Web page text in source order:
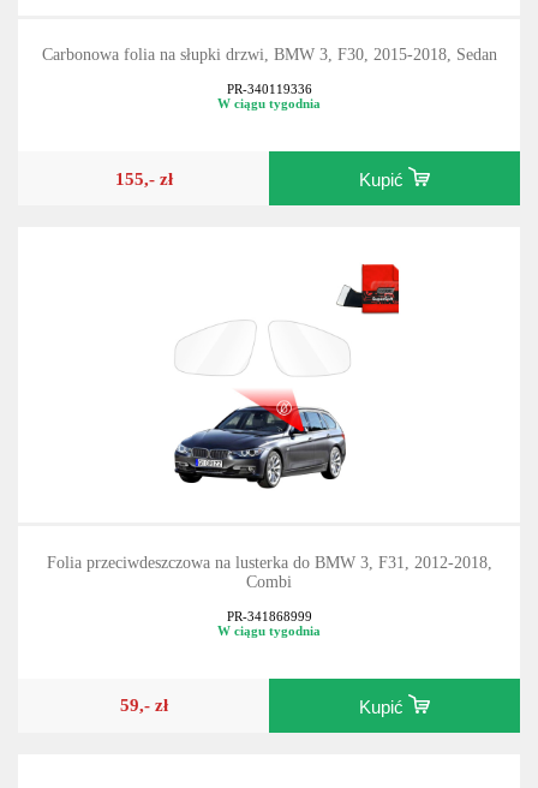
Carbonowa folia na słupki drzwi, BMW 3, F30, 2015-2018, Sedan
PR-340119336
W ciągu tygodnia
155,- zł Kupić
Folia przeciwdeszczowa na lusterka do BMW 3, F31, 2012-2018,
Combi
PR-341868999
W ciągu tygodnia
59,- zł Kupić